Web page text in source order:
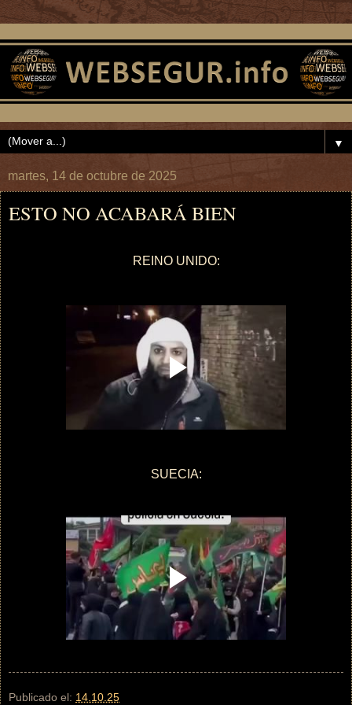
▼
martes, 14 de octubre de 2025
ESTO NO ACABARÁ BIEN
REINO UNIDO:
SUECIA:
Publicado el: 14.10.25